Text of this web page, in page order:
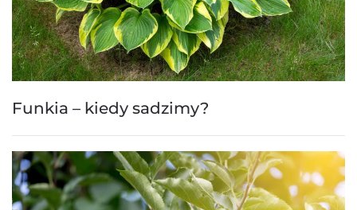
Funkia – kiedy sadzimy?